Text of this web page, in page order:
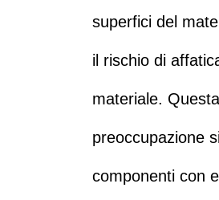
superfici del
il rischio di
materiale.
preoccupazione
componenti con